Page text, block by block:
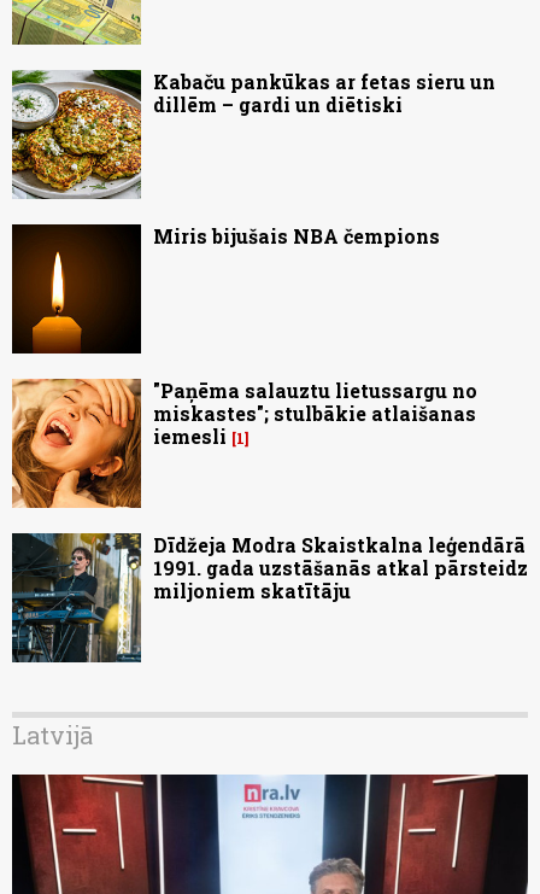
Kabaču pankūkas ar fetas sieru un
dillēm – gardi un diētiski
Miris bijušais NBA čempions
"Paņēma salauztu lietussargu no
miskastes"; stulbākie atlaišanas
iemesli
1
Dīdžeja Modra Skaistkalna leģendārā
1991. gada uzstāšanās atkal pārsteidz
miljoniem skatītāju
Latvijā